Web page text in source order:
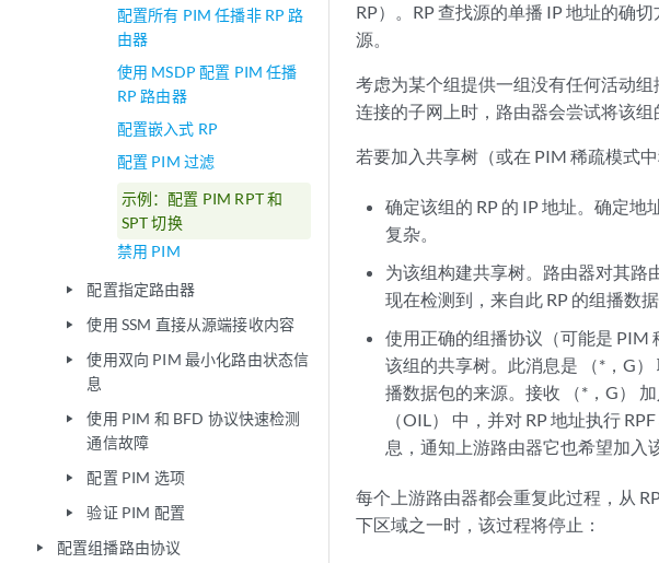
配置所有 PIM 任播非 RP 路
由器
使用 MSDP 配置 PIM 任播
RP 路由器
配置嵌入式 RP
配置 PIM 过滤
示例：配置 PIM RPT 和
SPT 切换
禁用 PIM
play_arrow 配置指定路由器
play_arrow 使用 SSM 直接从源端接收内容
play_arrow
使用双向 PIM 最小化路由状态信
息
play_arrow
使用 PIM 和 BFD 协议快速检测
通信故障
play_arrow 配置 PIM 选项
play_arrow 验证 PIM 配置
play_arrow 配置组播路由协议
RP）。RP 查找源的单播 IP 地址的确
源。
考虑为某个组提供一组没有任何活动
连接的子网上时，路由器会尝试将该组
若要加入共享树（或在 PIM 稀疏模式
确定该组的 RP 的 IP 地址。确定
复杂。
为该组构建共享树。路由器对其路
现在检测到，来自此 RP 的组播数
使用正确的组播协议（可能是 PIM
该组的共享树。此消息是 （*，G）
播数据包的来源。接收 （*，G）
（OIL） 中，并对 RP 地址执行
息，通知上游路由器它也希望加入
每个上游路由器都会重复此过程，从
下区域之一时，该过程将停止：